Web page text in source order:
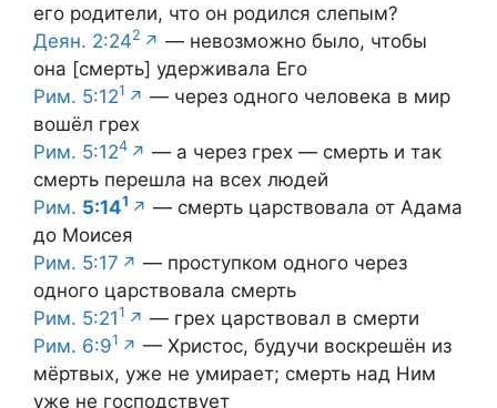
его родители, что он родился слепым?
Деян. 2:242
— невозможно было, чтобы
она [смерть] удерживала Его
Рим. 5:121
— через одного человека в мир
вошёл грех
Рим. 5:124
— а через грех — смерть и так
смерть перешла на всех людей
Рим. 5:141
— смерть царствовала от Адама
до Моисея
Рим. 5:17
— проступком одного через
одного царствовала смерть
Рим. 5:211
— грех царствовал в смерти
Рим. 6:91
— Христос, будучи воскрешён из
мёртвых, уже не умирает; смерть над Ним
уже не господствует